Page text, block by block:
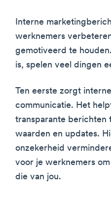
Interne
werknemers
gemotiveerd te
is, spelen veel dingen
Ten eerste zorgt
communicatie. Het
transparante berichten
waarden en updates.
onzekerheid
voor je werknemers
die van jou.